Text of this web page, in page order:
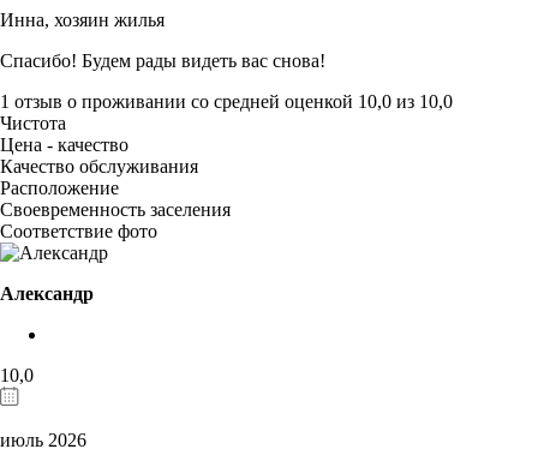
Инна, хозяин жилья
Спасибо! Будем рады видеть вас снова!
1 отзыв о проживании со средней оценкой 10,0 из 10,0
Чистота
Цена - качество
Качество обслуживания
Расположение
Своевременность заселения
Соответствие фото
Александр
10,0
июль 2026